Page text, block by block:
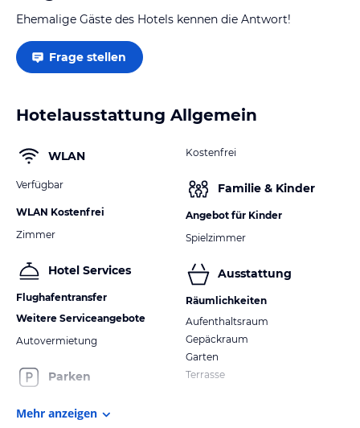
Ehemalige Gäste des Hotels kennen die Antwort!
Frage stellen
Hotelausstattung Allgemein
WLAN
Verfügbar
WLAN Kostenfrei
Zimmer
Hotel Services
Flughafentransfer
Weitere Serviceangebote
Autovermietung
Parken
Kostenfrei
Familie & Kinder
Angebot für Kinder
Spielzimmer
Ausstattung
Räumlichkeiten
Aufenthaltsraum
Gepäckraum
Garten
Terrasse
Mehr anzeigen